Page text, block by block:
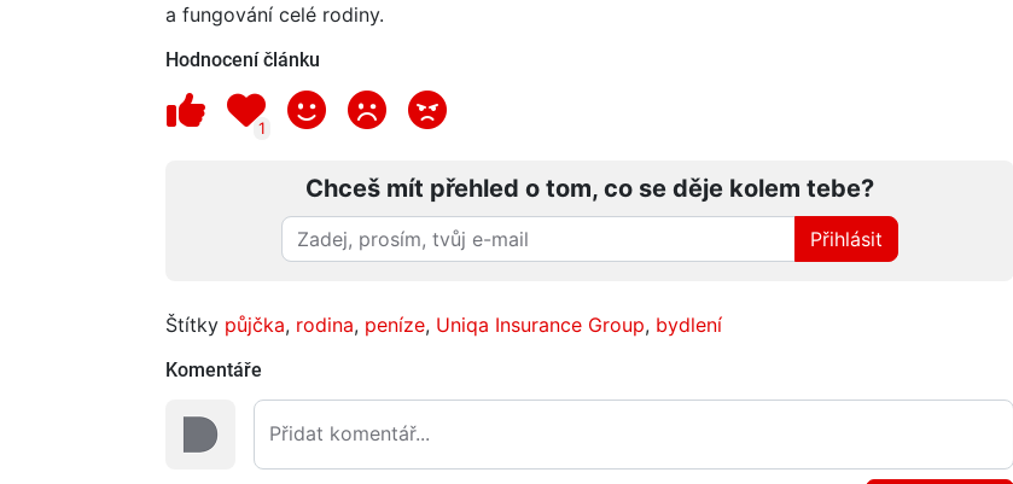
a fungování celé rodiny.
Hodnocení článku
1
Chceš mít přehled o tom, co se děje kolem tebe?
Přihlásit
Štítky půjčka, rodina, peníze, Uniqa Insurance Group, bydlení
Komentáře